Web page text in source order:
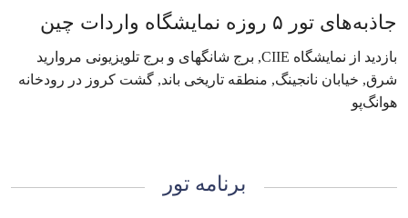
جاذبه‌های تور ۵ روزه نمایشگاه واردات چین
بازدید از نمایشگاه CIIE, برج شانگهای و برج تلویزیونی مروارید
شرق, خیابان نانجینگ, منطقه تاریخی باند, گشت کروز در رودخانه
هوانگ‌پو
برنامه تور